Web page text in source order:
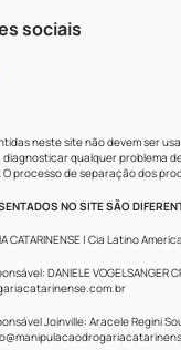
sociais
neste site não devem ser
diagnosticar qualquer problema
O processo de separação dos
NO SITE SÃO
CATARINENSE | Cia Latino
DANIELE VOGELSANGER
Joinville: Aracele Regini